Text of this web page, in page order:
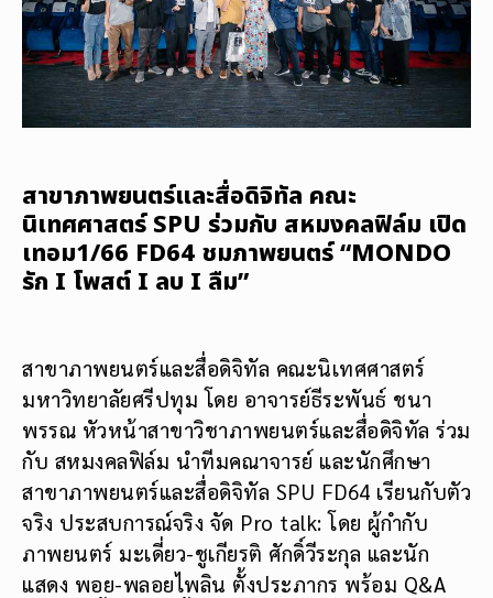
สาขาภาพยนตร์และสื่อดิจิทัล คณะ
นิเทศศาสตร์ SPU ร่วมกับ สหมงคลฟิล์ม เปิด
เทอม1/66 FD64 ชมภาพยนตร์ “MONDO
รัก I โพสต์ I ลบ I ลืม”
สาขาภาพยนตร์และสื่อดิจิทัล คณะนิเทศศาสตร์
มหาวิทยาลัยศรีปทุม โดย อาจารย์ธีระพันธ์ ชนา
พรรณ หัวหน้าสาขาวิชาภาพยนตร์และสื่อดิจิทัล ร่วม
กับ สหมงคลฟิล์ม นำทีมคณาจารย์ และนักศึกษา
สาขาภาพยนตร์และสื่อดิจิทัล SPU FD64 เรียนกับตัว
จริง ประสบการณ์จริง จัด Pro talk: โดย ผู้กำกับ
ภาพยนตร์ มะเดี่ยว-ชูเกียรติ ศักดิ์วีระกุล และนัก
แสดง พอย-พลอยไพลิน ตั้งประภากร พร้อม Q&A